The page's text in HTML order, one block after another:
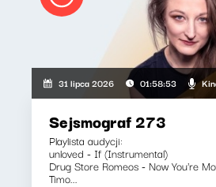
31 lipca 2026 01:58:53
Sejsmograf 273
Playlista audycji:
unloved - If (Instrumental)
Drug Store Romeos - Now You're
Timo...